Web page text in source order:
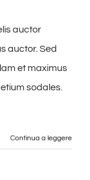
auctor
auctor. Sed
et maximus
sodales.
Continua a leggere